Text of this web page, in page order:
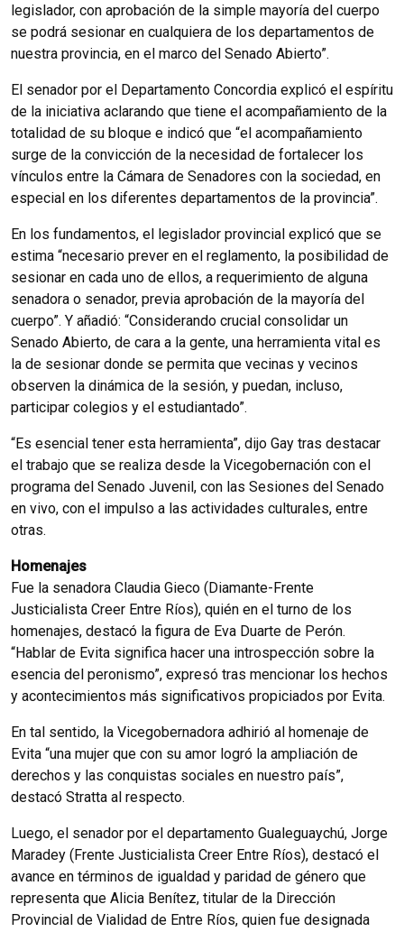
legislador, con aprobación de la simple mayoría del cuerpo
se podrá sesionar en cualquiera de los departamentos de
nuestra provincia, en el marco del Senado Abierto”.
El senador por el Departamento Concordia explicó el espíritu
de la iniciativa aclarando que tiene el acompañamiento de la
totalidad de su bloque e indicó que “el acompañamiento
surge de la convicción de la necesidad de fortalecer los
vínculos entre la Cámara de Senadores con la sociedad, en
especial en los diferentes departamentos de la provincia”.
En los fundamentos, el legislador provincial explicó que se
estima “necesario prever en el reglamento, la posibilidad de
sesionar en cada uno de ellos, a requerimiento de alguna
senadora o senador, previa aprobación de la mayoría del
cuerpo”. Y añadió: “Considerando crucial consolidar un
Senado Abierto, de cara a la gente, una herramienta vital es
la de sesionar donde se permita que vecinas y vecinos
observen la dinámica de la sesión, y puedan, incluso,
participar colegios y el estudiantado”.
“Es esencial tener esta herramienta”, dijo Gay tras destacar
el trabajo que se realiza desde la Vicegobernación con el
programa del Senado Juvenil, con las Sesiones del Senado
en vivo, con el impulso a las actividades culturales, entre
otras.
Homenajes
Fue la senadora Claudia Gieco (Diamante-Frente
Justicialista Creer Entre Ríos), quién en el turno de los
homenajes, destacó la figura de Eva Duarte de Perón.
“Hablar de Evita significa hacer una introspección sobre la
esencia del peronismo”, expresó tras mencionar los hechos
y acontecimientos más significativos propiciados por Evita.
En tal sentido, la Vicegobernadora adhirió al homenaje de
Evita “una mujer que con su amor logró la ampliación de
derechos y las conquistas sociales en nuestro país”,
destacó Stratta al respecto.
Luego, el senador por el departamento Gualeguaychú, Jorge
Maradey (Frente Justicialista Creer Entre Ríos), destacó el
avance en términos de igualdad y paridad de género que
representa que Alicia Benítez, titular de la Dirección
Provincial de Vialidad de Entre Ríos, quien fue designada